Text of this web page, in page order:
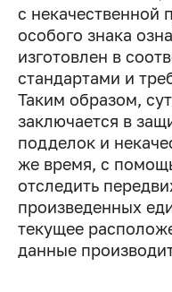
с некачественной
особого знака
изготовлен в
стандартами и
Таким образом,
заключается в
подделок и
же время, с
отследить
произведенных
текущее
данные